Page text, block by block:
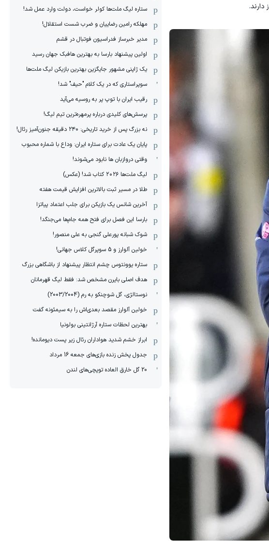
ستاره لیگ ملت‌ها کولر خواست، دولت وارد عمل شد!
مهلکه رامین رضاییان و ضرب شست استقلال!
مدیر خبرساز فدراسیون فوتبال در قشم
اولین پیشنهاد بارسا به بهترین هافبک جهان رسید
یک ژاپنی مشهور جایگزین بهترین بازیکن لیگ ملت‌ها
سوپراستاری که در یک کلام "حیف" شد!
رقیب ایران با توپ پر به روسیه می‌آید
پرسش‌های کلیدی درباره پرمهره‌ترین تیم لیگ!
نه بزرگ پس از خرید تاریخی: ۲۴۰ دقیقه جنون‌آمیز رئال!
پایان یک عادت برای ستاره ایران: وداع با شماره محبوب
وقتی دروازبان ها نابود می‌شوند!
لیگ ملت‌ها ٢٠٢۶ کتاب شد! (عکس)
طلا در مسیر ثبت بالاترین افزایش قیمت هفته
آخرین شانس یک بازیکن برای جلب اعتماد پیاتزا
بارسا این فصل برای فتح همه جام‌ها می‌جنگد!
شوک شبانه پورعلی گنجی به علی منصور!
خولین آلوارز و 5 سوپرگل کلاس جهانی!
ستاره یوونتوس چشم انتظار پیشنهاد از باشگاهی بزرگ
هدف اصلی بایرن مشخص شد: فقط لیگ قهرمانان
نوستالژی، گل شوچنکو به رم (2003/2004)
خولین آلوارز مقصد بعدی‌اش را به سیمئونه گفت
بهترین لحظات ستاره آرژانتینی بولونیا
ابراز خشم شدید هواداران رئال زیر پست دیومانده!
جدول پخش زنده بازی‌های جمعه 16 مرداد
20 گل خارق العاده توپچی‌های لندن